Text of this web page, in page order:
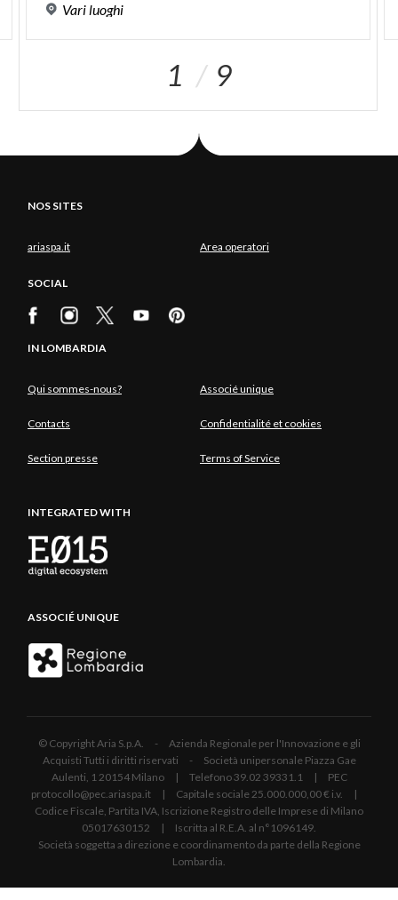
Variluoghi
1 9
NOS SITES
ariaspa.it Area operatori
SOCIAL
IN LOMBARDIA
Qui sommes-nous? Associé unique
Contacts Confidentialité et cookies
Section presse Terms of Service
INTEGRATED WITH
ASSOCIÉ UNIQUE
© Copyright Aria S.p.A. - Azienda Regionale per l'Innovazione e gli
Acquisti Tutti i diritti riservati - Società unipersonale Piazza Gae
Aulenti, 1 20154 Milano | Telefono 39.02 39331.1 | PEC
protocollo@pec.ariaspa.it | Capitale sociale 25.000.000,00 € i.v. |
Codice Fiscale, Partita IVA, Iscrizione Registro delle Imprese di Milano
05017630152 | Iscritta al R.E.A. al n°1096149.
Società soggetta a direzione e coordinamento da parte della Regione
Lombardia.